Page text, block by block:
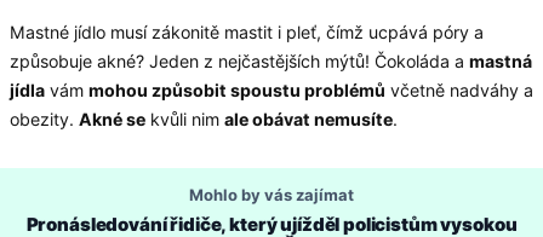
Mastné jídlo musí zákonitě mastit i pleť, čímž ucpává póry a
způsobuje akné? Jeden z nejčastějších mýtů! Čokoláda a mastná
jídla vám mohou způsobit spoustu problémů včetně nadváhy a
obezity. Akné se kvůli nim ale obávat nemusíte.
Mohlo by vás zajímat
Pronásledování řidiče, který ujížděl policistům vysokou